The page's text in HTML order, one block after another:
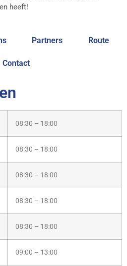
heeft!
Partners Route
Contact
08:30 – 18:00
08:30 – 18:00
08:30 – 18:00
08:30 – 18:00
08:30 – 18:00
09:00 – 13:00